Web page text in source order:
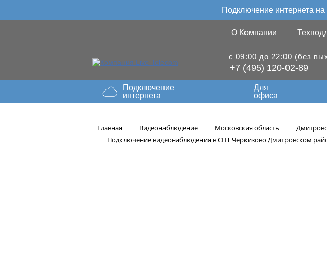
Подключение интернета
О Компании
с 09:00 до 22:00 (без
+7 (495) 120-02-89
Подключение
интернета
Для
офиса
Главная Видеонаблюдение Московская область
Подключение видеонаблюдения в СНТ Черкизово Дмитровском